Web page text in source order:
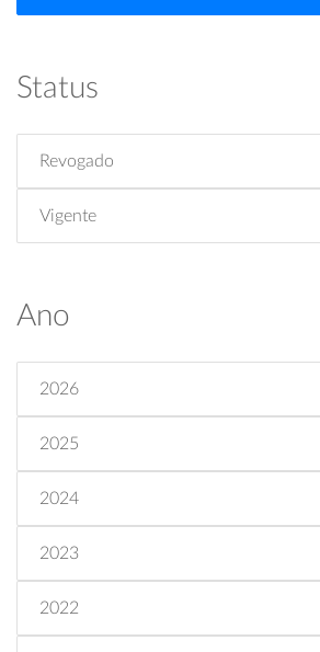
Status
Revogado
Vigente
Ano
2026
2025
2024
2023
2022